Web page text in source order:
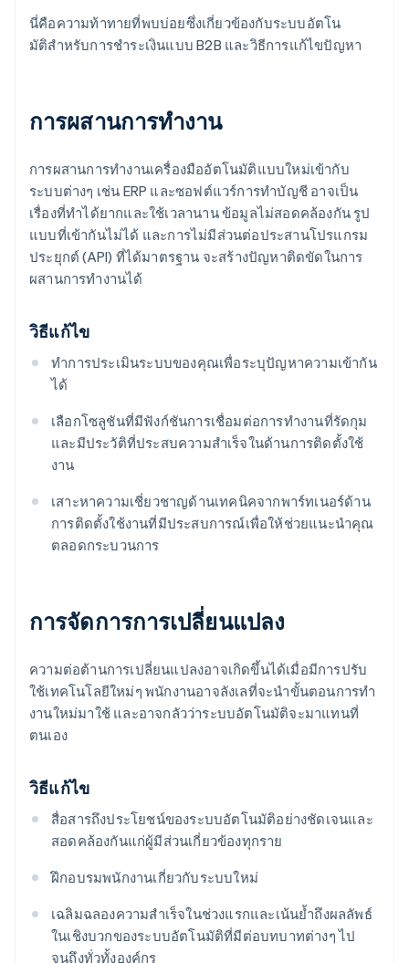
นี่คือความท้าทายที่พบบ่อยซึ่งเกี่ยวข้องกับระบบอัตโน
มัติสําหรับการชําระเงินแบบ B2B และวิธีการแก้ไขปัญหา
การผสานการทํางาน
การผสานการทํางานเครื่องมืออัตโนมัติแบบใหม่เข้ากับ
ระบบต่างๆ เช่น ERP และซอฟต์แวร์การทําบัญชี อาจเป็น
เรื่องที่ทําได้ยากและใช้เวลานาน ข้อมูลไม่สอดคล้องกัน รูป
แบบที่เข้ากันไม่ได้ และการไม่มีส่วนต่อประสานโปรแกรม
ประยุกต์ (API) ที่ได้มาตรฐาน จะสร้างปัญหาติดขัดในการ
ผสานการทำงานได้
วิธีแก้ไข
ทําการประเมินระบบของคุณเพื่อระบุปัญหาความเข้ากัน
ได้
เลือกโซลูชันที่มีฟังก์ชันการเชื่อมต่อการทํางานที่รัดกุม
และมีประวัติที่ประสบความสำเร็จในด้านการติดตั้งใช้
งาน
เสาะหาความเชี่ยวชาญด้านเทคนิคจากพาร์ทเนอร์ด้าน
การติดตั้งใช้งานที่มีประสบการณ์เพื่อให้ช่วยแนะนําคุณ
ตลอดกระบวนการ
การจัดการการเปลี่ยนแปลง
ความต่อต้านการเปลี่ยนแปลงอาจเกิดขึ้นได้เมื่อมีการปรับ
ใช้เทคโนโลยีใหม่ๆ พนักงานอาจลังเลที่จะนําขั้นตอนการทํา
งานใหม่มาใช้ และอาจกลัวว่าระบบอัตโนมัติจะมาแทนที่
ตนเอง
วิธีแก้ไข
สื่อสารถึงประโยชน์ของระบบอัตโนมัติอย่างชัดเจนและ
สอดคล้องกันแก่ผู้มีส่วนเกี่ยวข้องทุกราย
ฝึกอบรมพนักงานเกี่ยวกับระบบใหม่
เฉลิมฉลองความสําเร็จในช่วงแรกและเน้นย้ำถึงผลลัพธ์
ในเชิงบวกของระบบอัตโนมัติที่มีต่อบทบาทต่างๆ ไป
จนถึงทั่วทั้งองค์กร